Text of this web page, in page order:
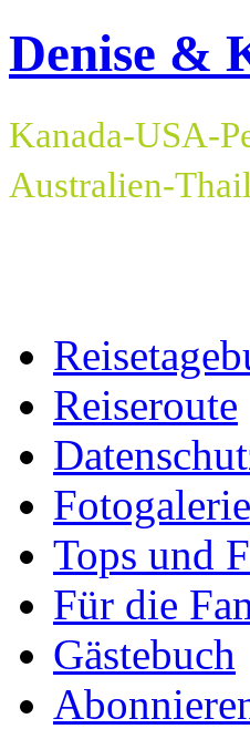
Denise &
Kanada-USA-
Australien-
Reiseroute
Tops und
Für die
Gästebuch